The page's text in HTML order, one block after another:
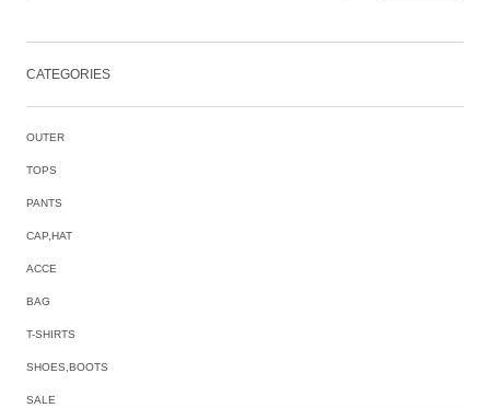
CATEGORIES
OUTER
TOPS
PANTS
CAP,HAT
ACCE
BAG
T-SHIRTS
SHOES,BOOTS
SALE